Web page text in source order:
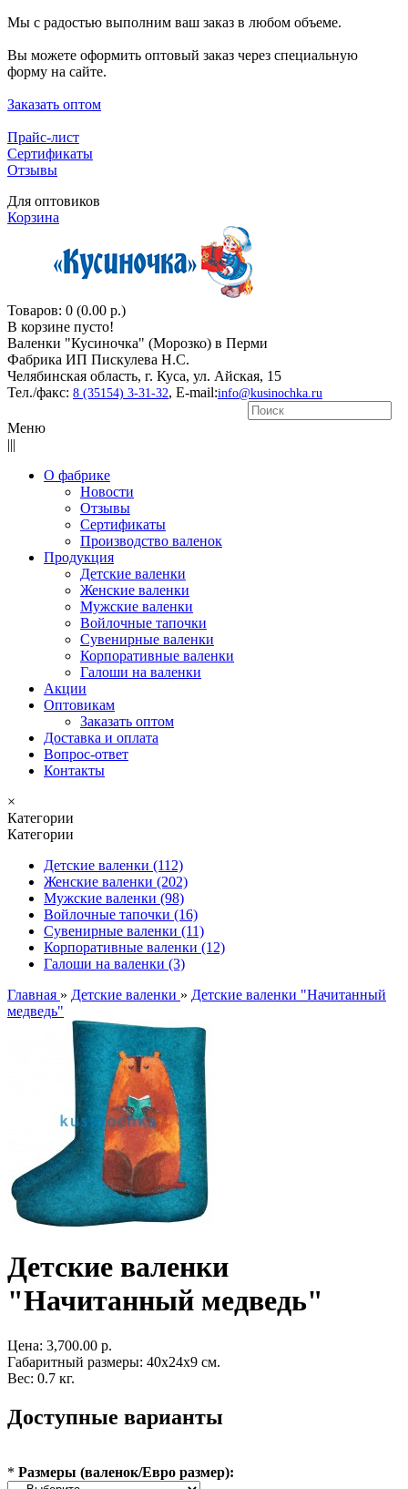
Мы с радостью выполним ваш заказ в любом объеме.
Вы можете оформить оптовый заказ через специальную
форму на сайте.
Заказать оптом
Прайс-лист
Сертификаты
Отзывы
Для оптовиков
Корзина
Товаров: 0 (0.00 р.)
В корзине пусто!
Валенки "Кусиночкa" (Морозко) в Перми
Фабрика ИП Пискулева Н.С.
Челябинская область, г. Куса, ул. Айская, 15
Тел./факс: 8 (35154) 3-31-32, E-mail:info@kusinochka.ru
Меню
|||
О фабрике
Новости
Отзывы
Сертификаты
Производство валенок
Продукция
Детские валенки
Женские валенки
Мужские валенки
Войлочные тапочки
Сувенирные валенки
Корпоративные валенки
Галоши на валенки
Акции
Оптовикам
Заказать оптом
Доставка и оплата
Вопрос-ответ
Контакты
×
Категории
Категории
Детские валенки (112)
Женские валенки (202)
Мужские валенки (98)
Войлочные тапочки (16)
Сувенирные валенки (11)
Корпоративные валенки (12)
Галоши на валенки (3)
Главная » Детские валенки » Детские валенки "Начитанный
медведь"
Детские валенки
"Начитанный медведь"
Цена: 3,700.00 р.
Габаритный размеры: 40x24x9 см.
Вес: 0.7 кг.
Доступные варианты
* Размеры (валенок/Евро размер):